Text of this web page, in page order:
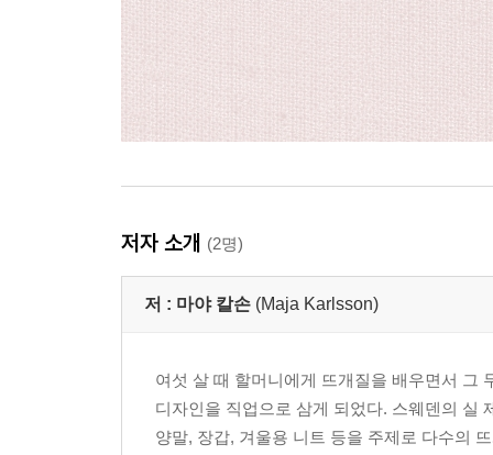
저자 소개 (2명)
저 : 마야 칼손 (Maja Karlsson)
여섯 살 때 할머니에게 뜨개질을 배우면서 그
디자인을 직업으로 삼게 되었다. 스웨덴의 실
양말, 장갑, 겨울용 니트 등을 주제로 다수의